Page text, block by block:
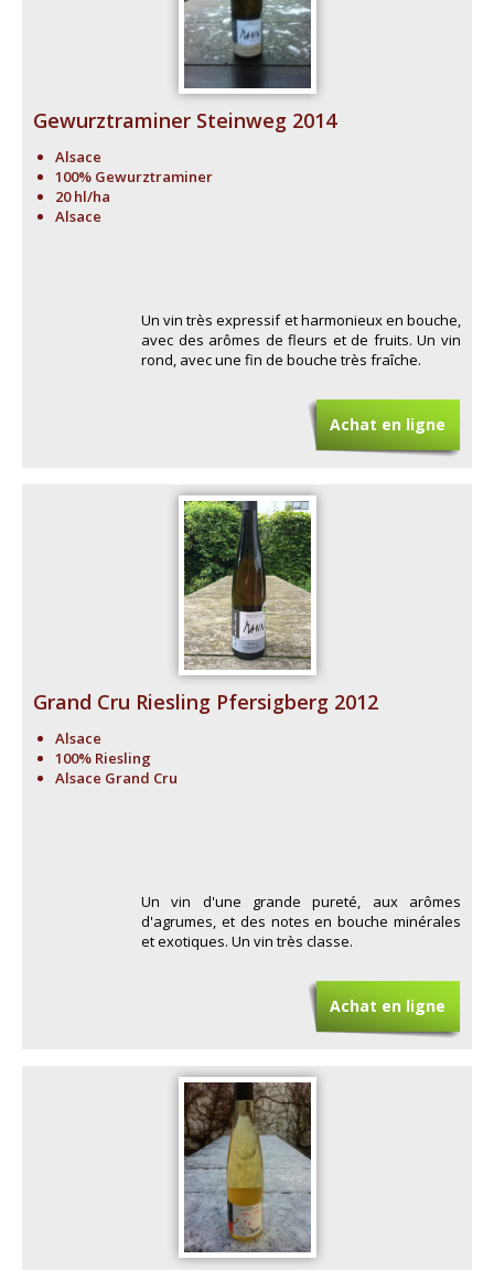
Gewurztraminer Steinweg 2014
Alsace
100% Gewurztraminer
20 hl/ha
Alsace
Un vin très expressif et harmonieux en bouche,
avec des arômes de fleurs et de fruits. Un vin
rond, avec une fin de bouche très fraîche.
Achat en ligne
Grand Cru Riesling Pfersigberg 2012
Alsace
100% Riesling
Alsace Grand Cru
Un vin d'une grande pureté, aux arômes
d'agrumes, et des notes en bouche minérales
et exotiques. Un vin très classe.
Achat en ligne